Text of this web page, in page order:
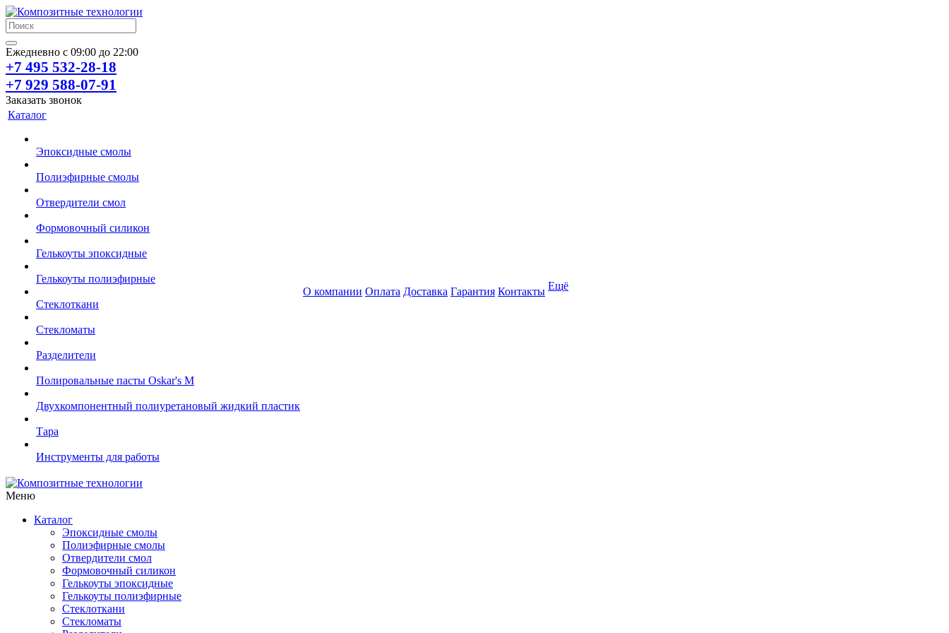
Ежедневно с 09:00 до 22:00
+7 495 532-28-18
+7 929 588-07-91
Заказать звонок
Каталог
Эпоксидные смолы
Полиэфирные смолы
Отвердители смол
Формовочный силикон
Гелькоуты эпоксидные
Гелькоуты полиэфирные
Стеклоткани
Стекломаты
Разделители
Полировальные пасты Oskar's M
Двухкомпонентный полиуретановый жидкий пластик
Тара
Инструменты для работы
О компании Оплата Доставка Гарантия Контакты Ещё
Меню
Каталог
Эпоксидные смолы
Полиэфирные смолы
Отвердители смол
Формовочный силикон
Гелькоуты эпоксидные
Гелькоуты полиэфирные
Стеклоткани
Стекломаты